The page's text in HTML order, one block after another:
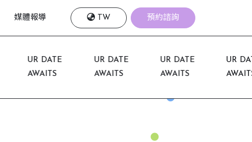
媒體報導 TW 預約諮詢
UR DATE
AWAITS
UR DATE
AWAITS
UR DATE
AWAITS
UR DATE
AWAITS